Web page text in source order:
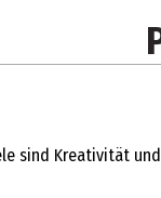
sind Kreativität